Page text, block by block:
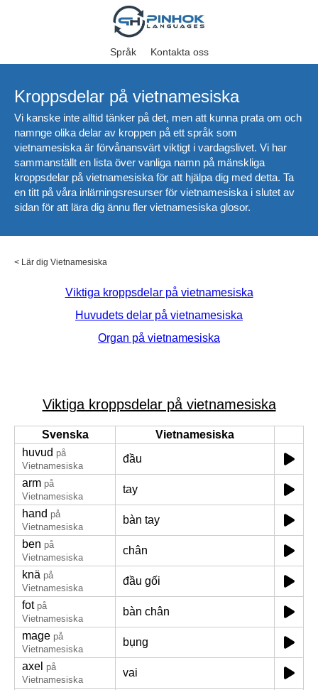
Språk Kontakta oss
Kroppsdelar på vietnamesiska
Vi kanske inte alltid tänker på det, men att kunna prata om och
namnge olika delar av kroppen på ett språk som
vietnamesiska är förvånansvärt viktigt i vardagslivet. Vi har
sammanställt en lista över vanliga namn på mänskliga
kroppsdelar på vietnamesiska för att hjälpa dig med detta. Ta
en titt på våra inlärningsresurser för vietnamesiska i slutet av
sidan för att lära dig ännu fler vietnamesiska glosor.
< Lär dig Vietnamesiska
Viktiga kroppsdelar på vietnamesiska
Huvudets delar på vietnamesiska
Organ på vietnamesiska
Viktiga kroppsdelar på vietnamesiska
Svenska
Vietnamesiska
huvud på
Vietnamesiska
đầu
arm på
Vietnamesiska
tay
hand på
Vietnamesiska
bàn tay
ben på
Vietnamesiska
chân
knä på
Vietnamesiska
đầu gối
fot på
Vietnamesiska
bàn chân
mage på
Vietnamesiska
bụng
axel på
Vietnamesiska
vai